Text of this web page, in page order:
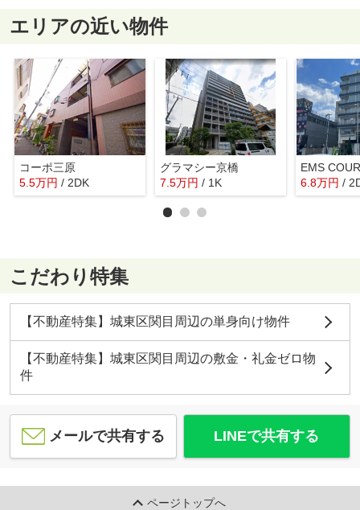
エリアの近い物件
コーポ三原
5.5万円 / 2DK
グラマシー京橋
7.5万円 / 1K
EMS
6.8万円 /
こだわり特集
【不動産特集】城東区関目周辺の単身向け物件
【不動産特集】城東区関目周辺の敷金・礼金ゼロ物
件
メールで共有する LINEで共有する
ページトップへ